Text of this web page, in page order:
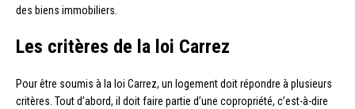
des biens immobiliers.
Les critères de la loi Carrez
Pour être soumis à la loi Carrez, un logement doit répondre à plusieurs
critères. Tout d’abord, il doit faire partie d’une copropriété, c’est-à-dire